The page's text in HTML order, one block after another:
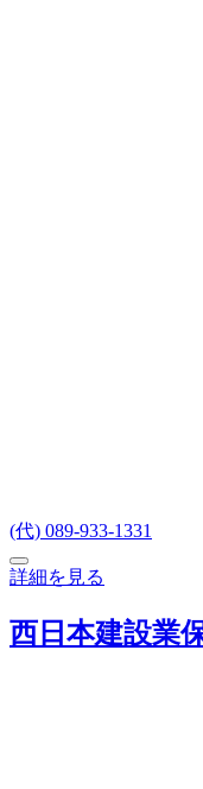
(代) 089-933-1331
詳細を見る
西日本建設業